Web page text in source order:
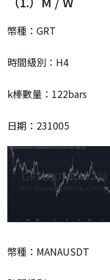
幣種：GRT
時間級別：H4
k棒數量：122bars
日期：231005
幣種：MANAUSDT